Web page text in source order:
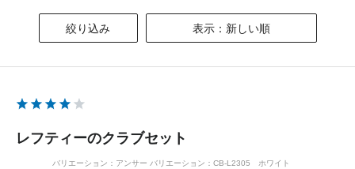
絞り込み 表示：新しい順
レフティーのクラブセット
バリエーション：アンサー バリエーション：CB-L2305 ホワイト